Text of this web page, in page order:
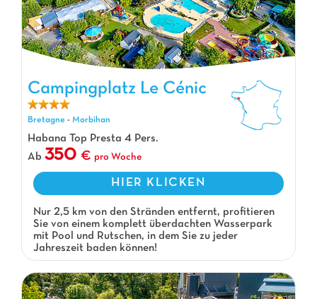
Campingplatz Le Cénic
Bretagne - Morbihan
Habana Top Presta 4 Pers.
Ab 350 pro Woche
HIER KLICKEN
Nur 2,5 km von den Stränden entfernt, profitieren
Sie von einem komplett überdachten Wasserpark
mit Pool und Rutschen, in dem Sie zu jeder
Jahreszeit baden können!